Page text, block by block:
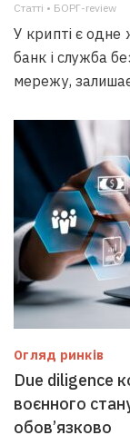
Статті • БОРГ-review
У крипті є одне
банк і служба
мережу,
Огляд ринків
Due diligence
воєнного
обов’язково